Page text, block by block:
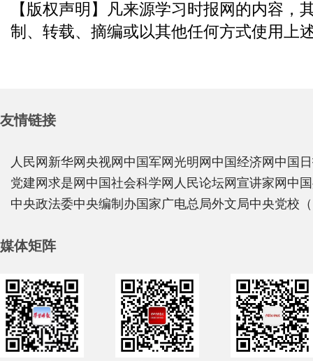
【版权声明】凡来源学习时报网的内容
制、转载、摘编或以其他任何方式使用上
友情链接
人民网 新华网 央视网 中国军网 光明网 中国经济网 中国
党建网 求是网 中国社会科学网 人民论坛网 宣讲家网 中
中央政法委中央编制办国家广电总局外文局中央党校
媒体矩阵